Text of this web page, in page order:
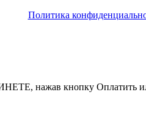
Политика
Оплатить или